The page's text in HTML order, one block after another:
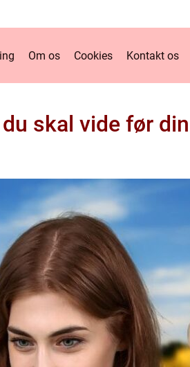
Om os Cookies Kontakt os
skal vide før